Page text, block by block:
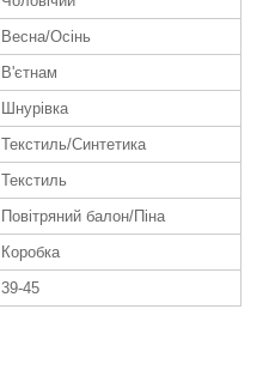
Весна/Осінь
В'єтнам
Шнурівка
Текстиль/Синтетика
Текстиль
Повітряний балон/Піна
Коробка
39-45